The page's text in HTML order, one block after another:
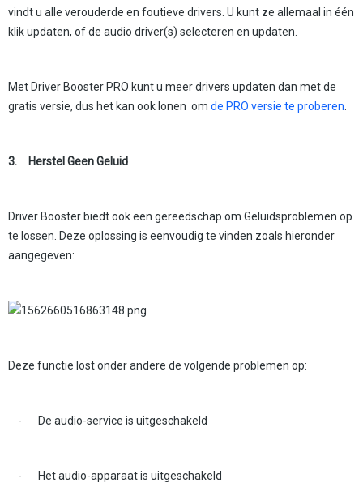
vindt u alle verouderde en foutieve drivers. U kunt ze allemaal in één
klik updaten, of de audio driver(s) selecteren en updaten.
Met Driver Booster PRO kunt u meer drivers updaten dan met de
gratis versie, dus het kan ook lonen om de PRO versie te proberen
3. Herstel Geen Geluid
Driver Booster biedt ook een gereedschap om Geluidsproblemen op
te lossen. Deze oplossing is eenvoudig te vinden zoals hieronder
aangegeven:
Deze functie lost onder andere de volgende problemen op:
- De audio-service is uitgeschakeld
- Het audio-apparaat is uitgeschakeld